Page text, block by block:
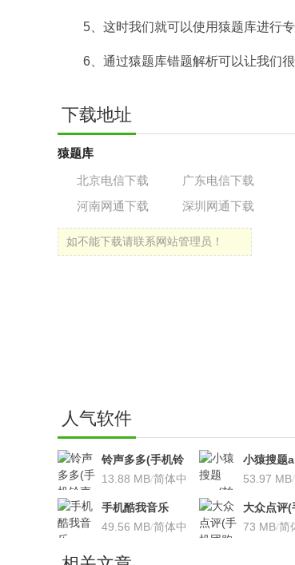
5、这时我们就可以使用猿题库进行
6、通过猿题库错题解析可以让我们
下载地址
猿题库
北京电信下载
广东电信下载
河南网通下载
深圳网通下载
如不能下载请联系网站管理员！
人气软件
铃声多多(手机铃
声软件)v8.7.66 安
13.88 MB/简体中
小猿搜题
搜题利器
53.97 MB/
手机酷我音乐
V9.2.3.5 安卓版
49.56 MB/简体中
大众点评(
购软件
73 MB/简